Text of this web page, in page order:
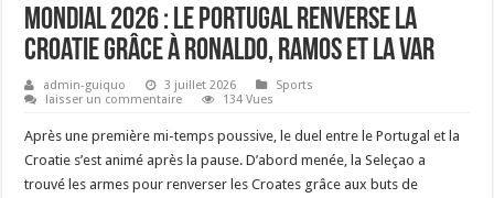
Mondial 2026 : le Portugal renverse la
Croatie grâce à Ronaldo, Ramos et la VAR
admin-guiquo 3 juillet 2026
Sports
laisser un commentaire
134 Vues
Après une première mi-temps poussive, le duel entre le Portugal et la
Croatie s’est animé après la pause. D’abord menée, la Seleçao a
trouvé les armes pour renverser les Croates grâce aux buts de